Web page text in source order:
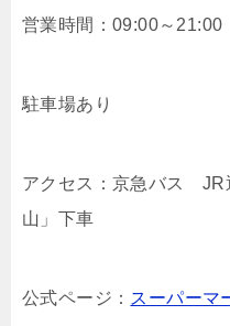
営業時間：09:00～21:00
駐車場あり
アクセス：京急バス
山」下車
公式ページ： スーパー